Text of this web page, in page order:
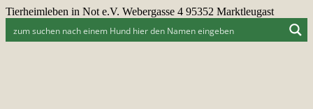
Tierheimleben in Not e.V. Webergasse 4 95352 Marktleugast